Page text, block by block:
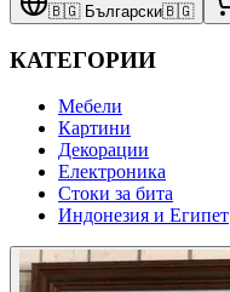
🇧🇬 Български🇧🇬
КАТЕГОРИИ
Мебели
Картини
Декорации
Електроника
Стоки за бита
Индонезия и Египет